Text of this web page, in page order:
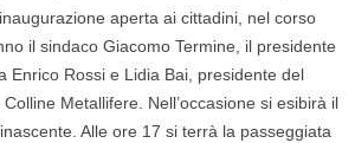
aperta ai cittadini, nel corso
il sindaco Giacomo Termine, il presidente
Enrico Rossi e Lidia Bai, presidente del
Metallifere. Nell’occasione si esibirà il
. Alle ore 17 si terrà la passeggiata